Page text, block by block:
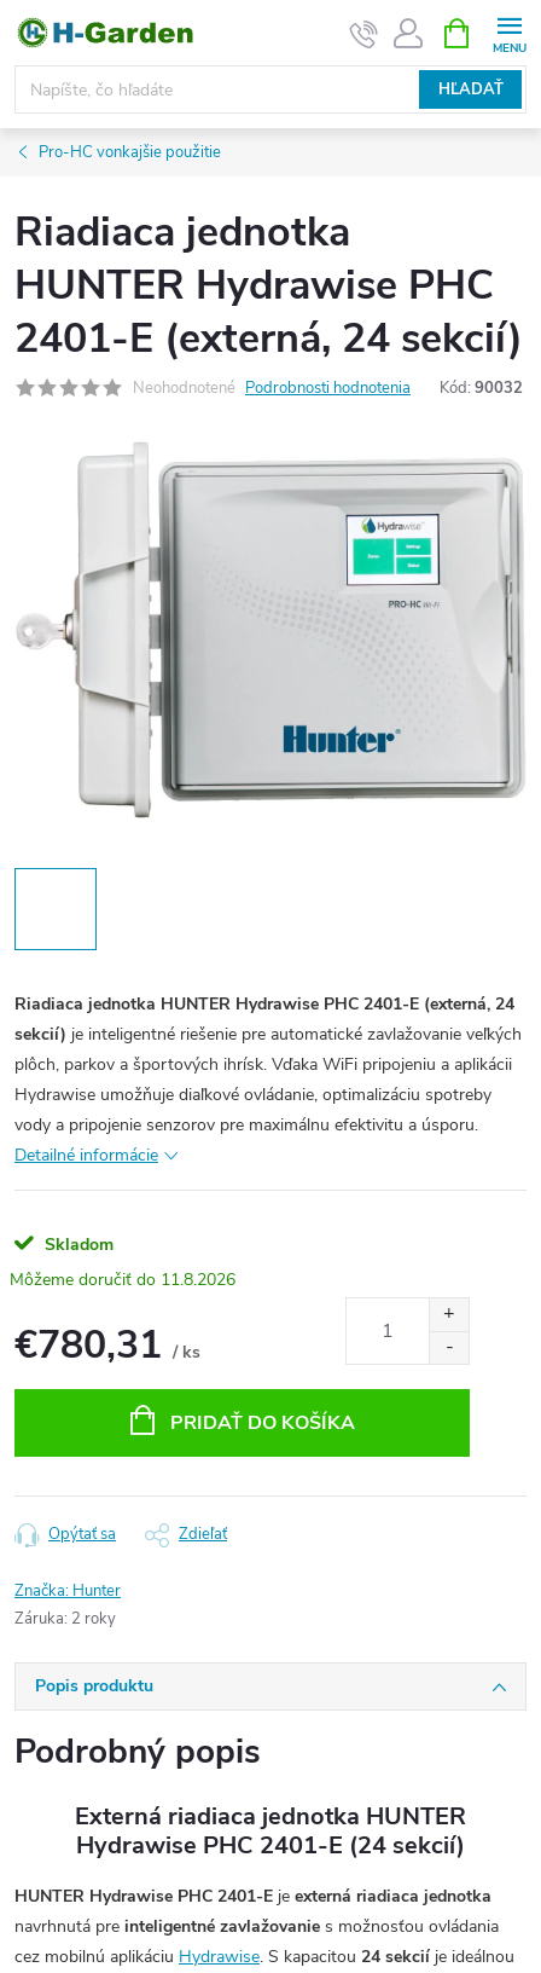
Prejsť
obsah
HĽADAŤ
KOŠÍK
Pro-HC vonkajšie použitie
Riadiaca jednotka
HUNTER Hydrawise PHC
2401-E (externá, 24 sekcií)
Neohodnotené Podrobnosti hodnotenia Kód: 90032
Riadiaca jednotka HUNTER Hydrawise PHC 2401-E (externá, 24
sekcií) je inteligentné riešenie pre automatické zavlažovanie veľkých
plôch, parkov a športových ihrísk. Vďaka WiFi pripojeniu a aplikácii
Hydrawise umožňuje diaľkové ovládanie, optimalizáciu spotreby
vody a pripojenie senzorov pre maximálnu efektivitu a úsporu.
Detailné informácie
Skladom
11.8.2026
€780,31 / ks
PRIDAŤ DO KOŠÍKA
Opýtať sa Zdieľať
Značka: Hunter
Záruka: 2 roky
Popis produktu
Podrobný popis
Externá riadiaca jednotka HUNTER
Hydrawise PHC 2401-E (24 sekcií)
HUNTER Hydrawise PHC 2401-E je externá riadiaca jednotka
navrhnutá pre inteligentné zavlažovanie s možnosťou ovládania
cez mobilnú aplikáciu Hydrawise. S kapacitou 24 sekcií je ideálnou